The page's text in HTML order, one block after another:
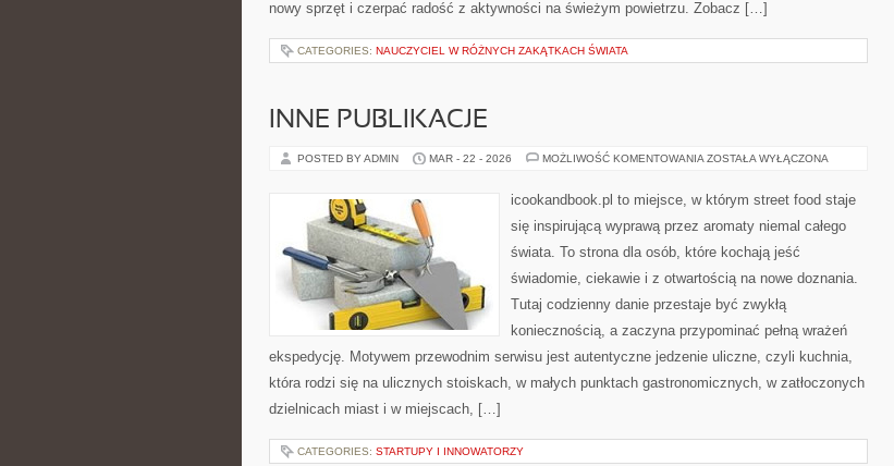
nowy sprzęt i czerpać radość z aktywności na świeżym powietrzu. Zobacz […]
CATEGORIES: NAUCZYCIEL W RÓŻNYCH ZAKĄTKACH ŚWIATA
INNE PUBLIKACJE
POSTED BY ADMIN MAR - 22 - 2026 MOŻLIWOŚĆ KOMENTOWANIA INNE
ZOSTAŁA WYŁĄCZONA
icookandbook.pl to miejsce, w którym street food staje
się inspirującą wyprawą przez aromaty niemal całego
świata. To strona dla osób, które kochają jeść
świadomie, ciekawie i z otwartością na nowe doznania.
Tutaj codzienny danie przestaje być zwykłą
koniecznością, a zaczyna przypominać pełną wrażeń
ekspedycję. Motywem przewodnim serwisu jest autentyczne jedzenie uliczne, czyli kuchnia,
która rodzi się na ulicznych stoiskach, w małych punktach gastronomicznych, w zatłoczonych
dzielnicach miast i w miejscach, […]
CATEGORIES: STARTUPY I INNOWATORZY